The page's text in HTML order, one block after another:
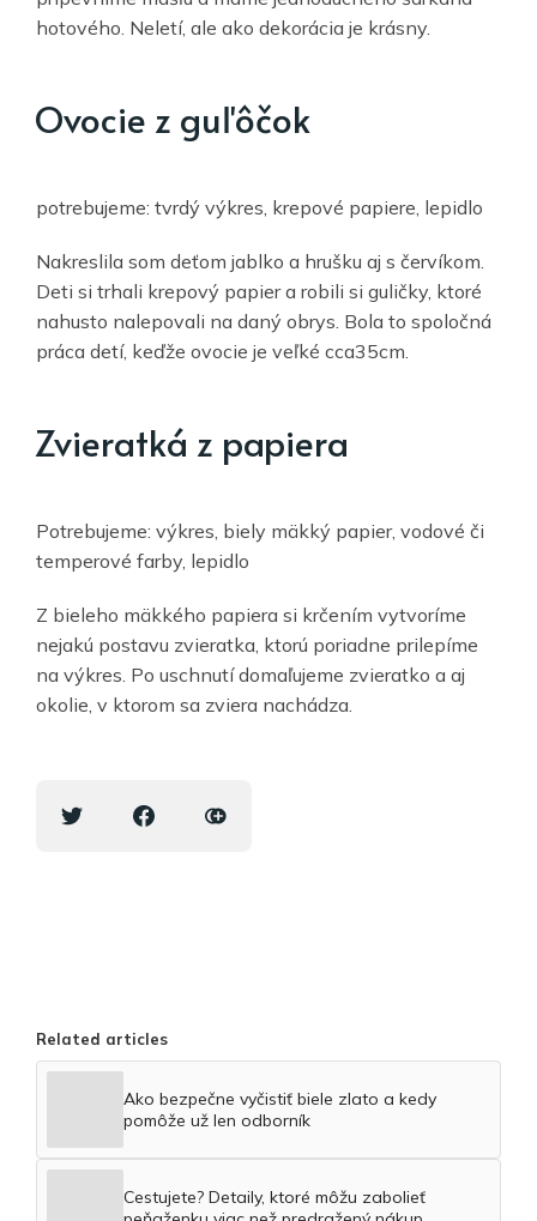
hotového. Neletí, ale ako dekorácia je krásny.
Ovocie z guľôčok
potrebujeme: tvrdý výkres, krepové papiere, lepidlo
Nakreslila som deťom jablko a hrušku aj s červíkom.
Deti si trhali krepový papier a robili si guličky, ktoré
nahusto nalepovali na daný obrys. Bola to spoločná
práca detí, keďže ovocie je veľké cca35cm.
Zvieratká z papiera
Potrebujeme: výkres, biely mäkký papier, vodové či
temperové farby, lepidlo
Z bieleho mäkkého papiera si krčením vytvoríme
nejakú postavu zvieratka, ktorú poriadne prilepíme
na výkres. Po uschnutí domaľujeme zvieratko a aj
okolie, v ktorom sa zviera nachádza.
Related articles
Ako bezpečne vyčistiť biele zlato a kedy
pomôže už len odborník
Cestujete? Detaily, ktoré môžu zabolieť